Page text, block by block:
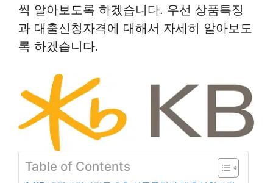
씩 알아보도록 하겠습니다. 우선 상품특징
과 대출신청자격에 대해서 자세히 알아보도
록 하겠습니다.
Table of Contents